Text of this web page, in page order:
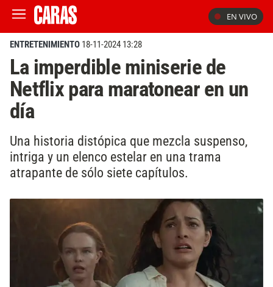
EN VIVO
ENTRETENIMIENTO 18-11-2024 13:28
La imperdible miniserie de
Netflix para maratonear en un
día
Una historia distópica que mezcla suspenso,
intriga y un elenco estelar en una trama
atrapante de sólo siete capítulos.